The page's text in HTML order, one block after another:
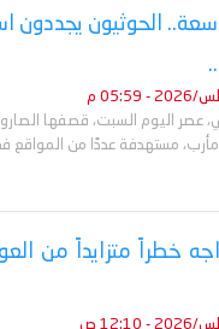
الحوثيون يجددون
عصر اليوم السبت، قصفها
مستهدفة عددًا من المواقع
خطراً متزايداً من